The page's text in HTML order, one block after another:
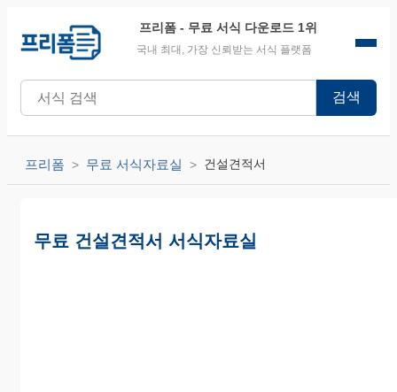
프리폼 - 무료 서식 다운로드 1위
국내 최대, 가장 신뢰받는 서식 플랫폼
검색
프리폼 무료 서식자료실 건설견적서
무료 건설견적서 서식자료실